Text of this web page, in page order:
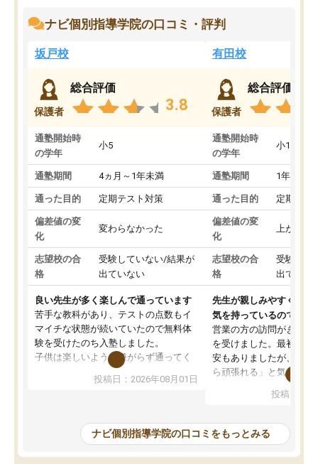
ナビ個別指導学院の口コミ・評判
坂戸校
保護者
総合評価
3.8
通塾開始時
の学年
小5
通塾期間 4ヵ月～1年未満
通った目的 定期テスト対策
偏差値の変
化
変わらなかった
志望校の合
格
受験していない/結果が
出ていない
良い先生が多く楽しんで通っています
苦手な教科があり、テストの点数もイ
マイチな状態が続いていたので無料体
験を受けたのち入塾しました。
子供は楽しいようで嫌がらず通ってく
先生は良い方が多く、いつも笑顔で対
教室は少し狭い印象なので夜の時間帯
など生徒さんが多い時間帯は手狭では
ないかな？と感じます。
投稿日：2026年08月01日
有田校
保護者
総合評価
通塾開始時
の学年
小1
通塾期間 1年以上
通った目的 定期テス
偏差値の変
化
上がった
志望校の合
格
受験して
出ていな
先生が親しみやすく勉強
気を持っているので安心
営業の方の訪問がきっか
を受けました。最初は続
安もありましたが、子ど
ら頑張れる」と気に入り
ても分かりやすく、学
方を丁寧に教えてくださ
が深まっていると感じま
熱心で、一人ひとりの苦
投稿日：
ナビ個別指導学院の口コミをもっとみる